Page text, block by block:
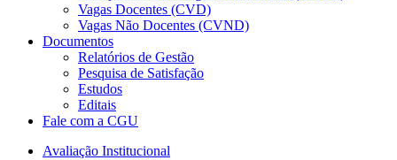
Vagas Docentes (CVD)
Vagas Não Docentes (CVND)
Documentos
Relatórios de Gestão
Pesquisa de Satisfação
Estudos
Editais
Fale com a CGU
Avaliação Institucional